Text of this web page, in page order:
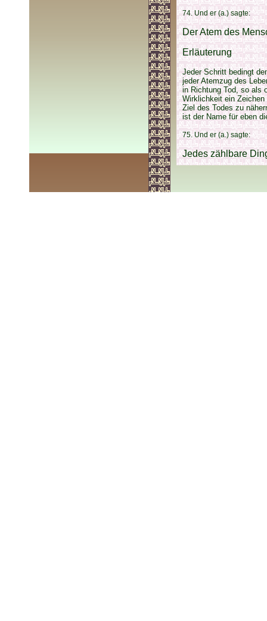
74. Und er (a.) sagte:
Der Atem des
Erläuterung
Jeder Schritt bedingt
jeder Atemzug des
in Richtung Tod, so als
Wirklichkeit ein
Ziel des Todes zu
ist der Name für eben
75. Und er (a.) sagte:
Jedes zählbare